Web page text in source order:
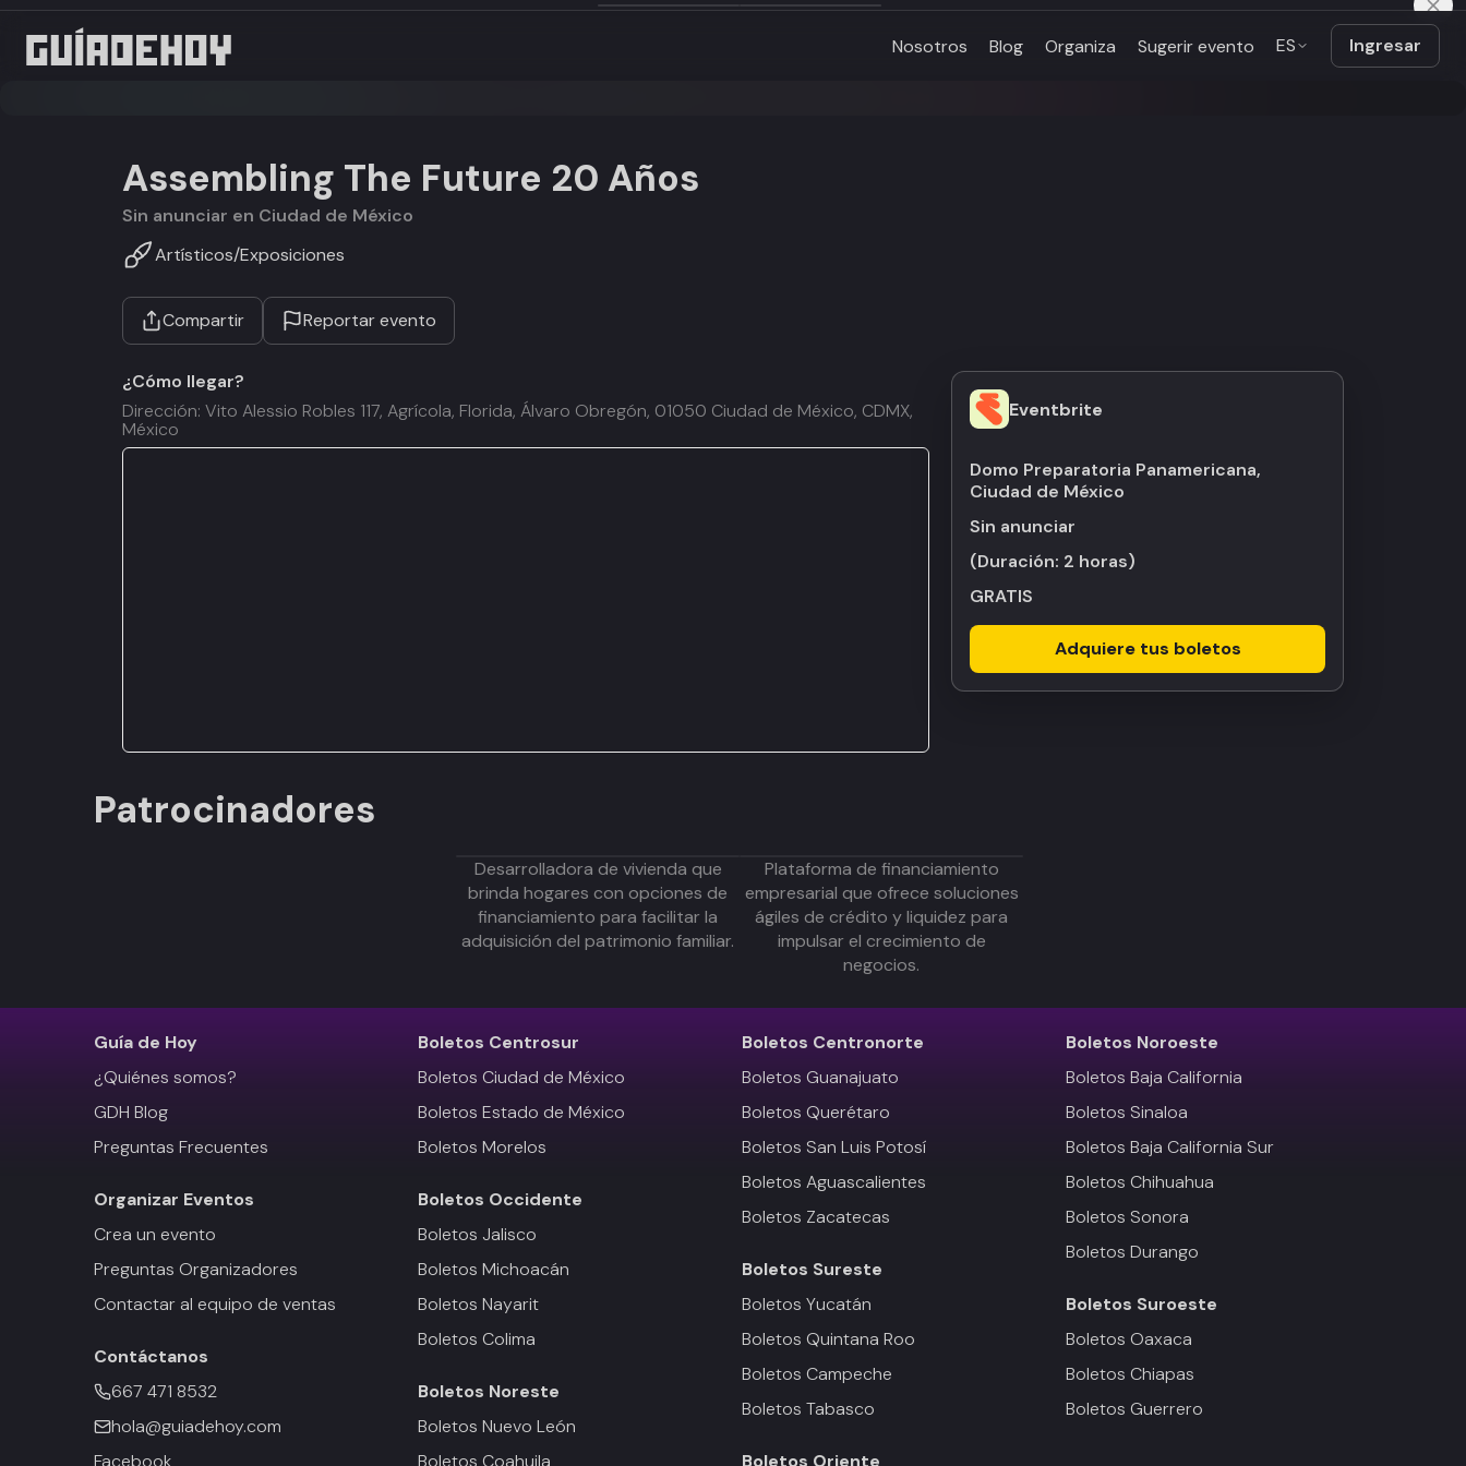
Nosotros Blog Organiza Sugerir evento ES Ingresar
Assembling The Future 20 Años
Sin anunciar en Ciudad de México
Artísticos/Exposiciones
Compartir Reportar evento
Eventbrite
Domo Preparatoria Panamericana,
Ciudad de México
Sin anunciar
(Duración: 2 horas)
GRATIS
Adquiere tus boletos
¿Cómo llegar?
Dirección: Vito Alessio Robles 117, Agrícola, Florida, Álvaro Obregón, 01050 Ciudad de México, CDMX,
México
Patrocinadores
Desarrolladora de vivienda que
brinda hogares con opciones de
financiamiento para facilitar la
adquisición del patrimonio familiar.
Plataforma de financiamiento
empresarial que ofrece soluciones
ágiles de crédito y liquidez para
impulsar el crecimiento de
negocios.
Guía de Hoy
¿Quiénes somos?
GDH Blog
Preguntas Frecuentes
Organizar Eventos
Crea un evento
Preguntas Organizadores
Contactar al equipo de ventas
Contáctanos
667 471 8532
hola@guiadehoy.com
Facebook
Boletos Centrosur
Boletos Ciudad de México
Boletos Estado de México
Boletos Morelos
Boletos Occidente
Boletos Jalisco
Boletos Michoacán
Boletos Nayarit
Boletos Colima
Boletos Noreste
Boletos Nuevo León
Boletos Coahuila
Boletos Centronorte
Boletos Guanajuato
Boletos Querétaro
Boletos San Luis Potosí
Boletos Aguascalientes
Boletos Zacatecas
Boletos Sureste
Boletos Yucatán
Boletos Quintana Roo
Boletos Campeche
Boletos Tabasco
Boletos Oriente
Boletos Noroeste
Boletos Baja California
Boletos Sinaloa
Boletos Baja California Sur
Boletos Chihuahua
Boletos Sonora
Boletos Durango
Boletos Suroeste
Boletos Oaxaca
Boletos Chiapas
Boletos Guerrero